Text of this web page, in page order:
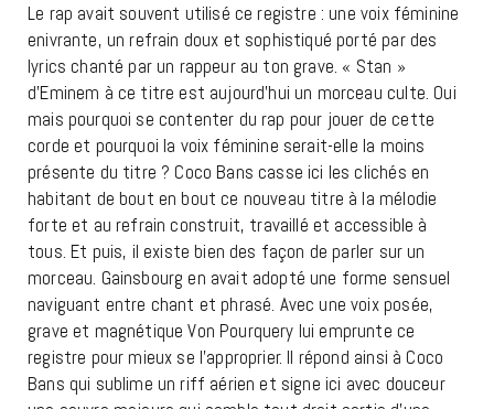
Le rap avait souvent utilisé ce registre : une voix féminine
enivrante, un refrain doux et sophistiqué porté par des
lyrics chanté par un rappeur au ton grave. « Stan »
d’Eminem à ce titre est aujourd’hui un morceau culte. Oui
mais pourquoi se contenter du rap pour jouer de cette
corde et pourquoi la voix féminine serait-elle la moins
présente du titre ? Coco Bans casse ici les clichés en
habitant de bout en bout ce nouveau titre à la mélodie
forte et au refrain construit, travaillé et accessible à
tous. Et puis, il existe bien des façon de parler sur un
morceau. Gainsbourg en avait adopté une forme sensuel
naviguant entre chant et phrasé. Avec une voix posée,
grave et magnétique Von Pourquery lui emprunte ce
registre pour mieux se l’approprier. Il répond ainsi à Coco
Bans qui sublime un riff aérien et signe ici avec douceur